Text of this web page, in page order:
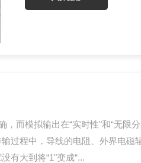
，而模拟输出在“实时性"和“无
过程中，导线的电阻、外界电
有大到将“1"变成“...